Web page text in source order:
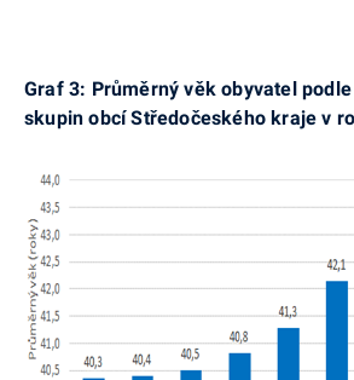
Graf 3: Průměrný věk obyvatel
skupin obcí Středočeského kraje v